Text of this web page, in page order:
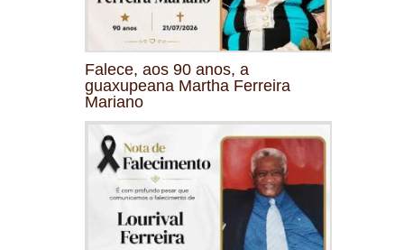
Falece, aos 90 anos, a
guaxupeana Martha Ferreira
Mariano